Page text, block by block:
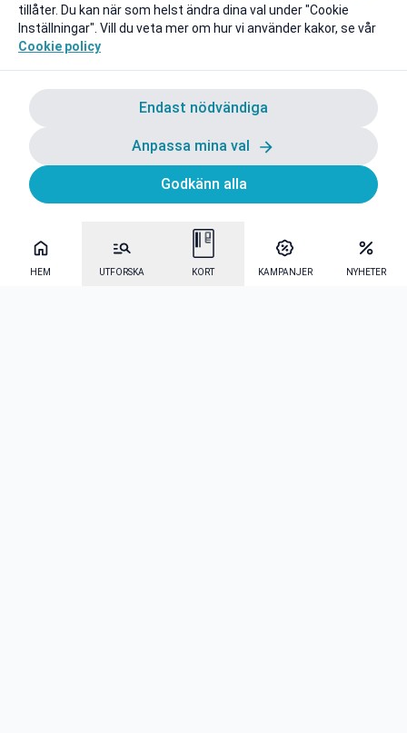
HEM UTFORSKA KORT KAMPANJER NYHETER
tillåter. Du kan när som helst ändra dina val under "Cookie
Inställningar". Vill du veta mer om hur vi använder kakor, se vår
Cookie policy
Endast nödvändiga
Anpassa mina val
Godkänn alla